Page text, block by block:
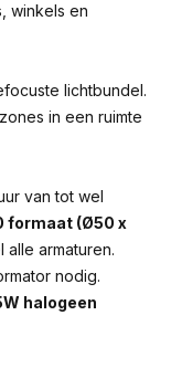
winkels en
lichtbundel.
in een ruimte
van tot wel
formaat (Ø50 x
armaturen.
nodig.
halogeen